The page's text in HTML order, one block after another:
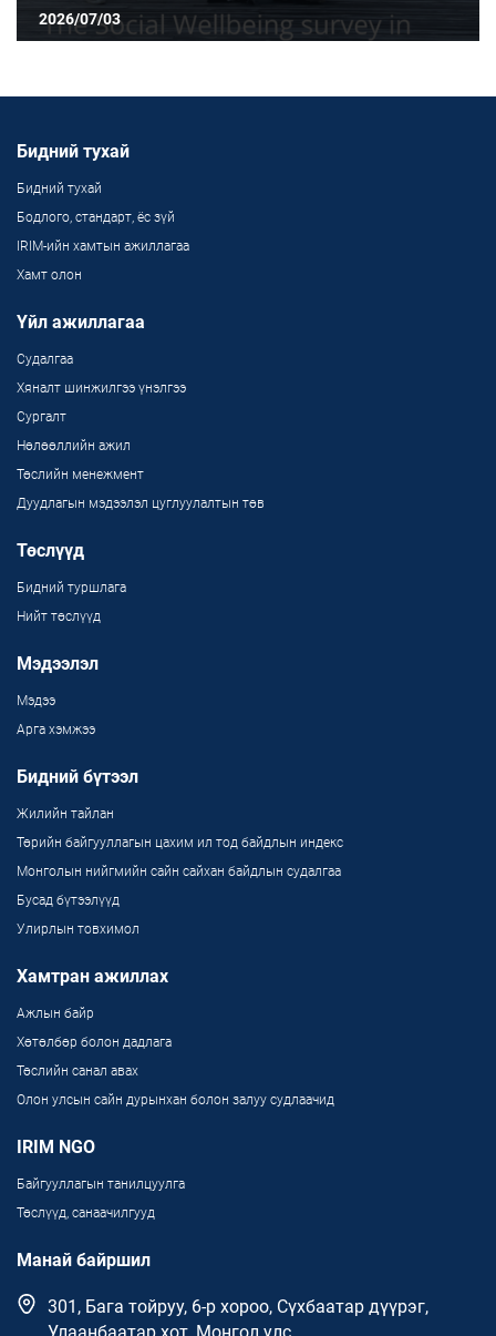
2026/07/03
Бидний тухай
Бидний тухай
Бодлого, стандарт, ёс зүй
IRIM-ийн хамтын ажиллагаа
Хамт олон
Үйл ажиллагаа
Судалгаа
Хяналт шинжилгээ үнэлгээ
Сургалт
Нөлөөллийн ажил
Төслийн менежмент
Дуудлагын мэдээлэл цуглуулалтын төв
Төслүүд
Бидний туршлага
Нийт төслүүд
Мэдээлэл
Мэдээ
Арга хэмжээ
Бидний бүтээл
Жилийн тайлан
Төрийн байгууллагын цахим ил тод байдлын индекс
Монголын нийгмийн сайн сайхан байдлын судалгаа
Бусад бүтээлүүд
Улирлын товхимол
Хамтран ажиллах
Ажлын байр
Хөтөлбөр болон дадлага
Төслийн санал авах
Олон улсын сайн дурынхан болон залуу судлаачид
IRIM NGO
Байгууллагын танилцуулга
Төслүүд, санаачилгууд
Манай байршил
301, Бага тойруу, 6-р хороо, Сүхбаатар дүүрэг,